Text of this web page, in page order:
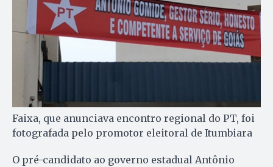
Faixa, que anunciava encontro regional do PT, foi
fotografada pelo promotor eleitoral de Itumbiara
O pré-candidato ao governo estadual Antônio